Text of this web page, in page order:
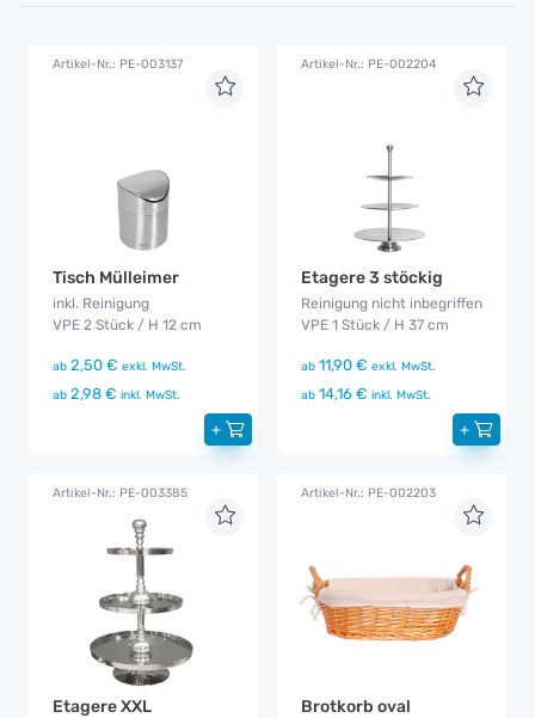
Artikel-Nr.: PE-003137
Tisch Mülleimer
inkl. Reinigung
VPE 2 Stück / H 12 cm
ab 2,50 € exkl. MwSt.
ab 2,98 € inkl. MwSt.
+
Artikel-Nr.: PE-002204
Etagere 3 stöckig
Reinigung nicht inbegriffen
VPE 1 Stück / H 37 cm
ab 11,90 € exkl. MwSt.
ab 14,16 € inkl. MwSt.
+
Artikel-Nr.: PE-003385
Etagere XXL
Artikel-Nr.: PE-002203
Brotkorb oval